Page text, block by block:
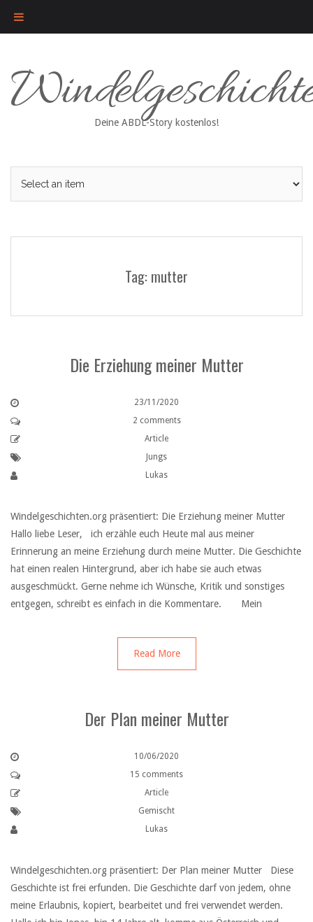
content
Deine ABDL-Story kostenlos!
Tag: mutter
Die Erziehung meiner Mutter
23/11/2020
2 comments
Article
Jungs
Lukas
Windelgeschichten.org präsentiert: Die Erziehung meiner Mutter
Hallo liebe Leser, ich erzähle euch Heute mal aus meiner
Erinnerung an meine Erziehung durch meine Mutter. Die Geschichte
hat einen realen Hintergrund, aber ich habe sie auch etwas
ausgeschmückt. Gerne nehme ich Wünsche, Kritik und sonstiges
entgegen, schreibt es einfach in die Kommentare. Mein
Read More
Der Plan meiner Mutter
10/06/2020
15 comments
Article
Gemischt
Lukas
Windelgeschichten.org präsentiert: Der Plan meiner Mutter Diese
Geschichte ist frei erfunden. Die Geschichte darf von jedem, ohne
meine Erlaubnis, kopiert, bearbeitet und frei verwendet werden.